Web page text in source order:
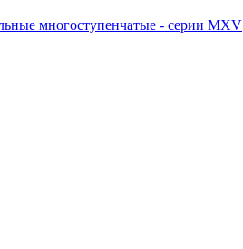
многоступенчатые - серии MXV